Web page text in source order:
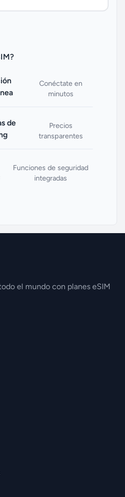
Conéctate en
minutos
de
Precios
transparentes
Funciones de seguridad
integradas
el mundo con planes eSIM